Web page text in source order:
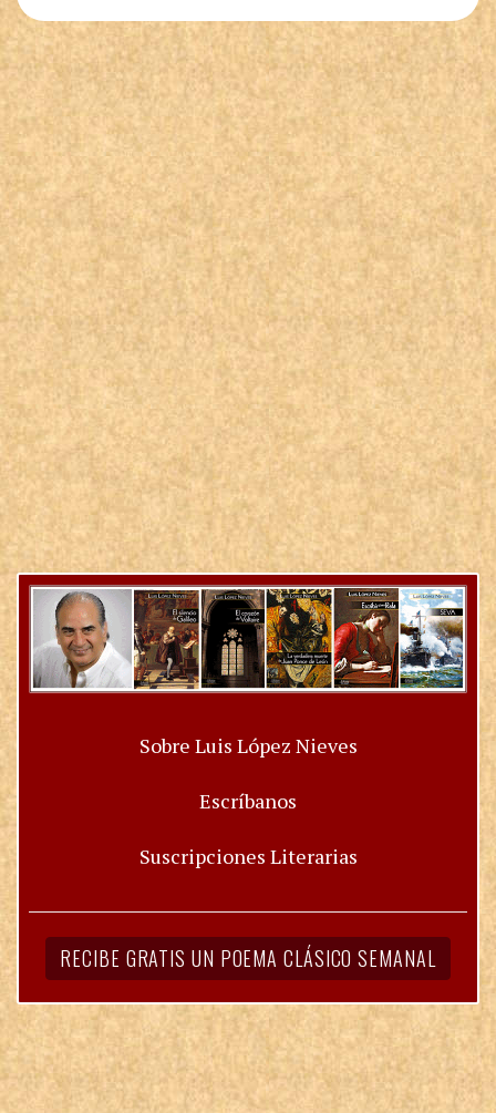
Sobre Luis López Nieves
Escríbanos
Suscripciones Literarias
RECIBE GRATIS UN POEMA CLÁSICO SEMANAL